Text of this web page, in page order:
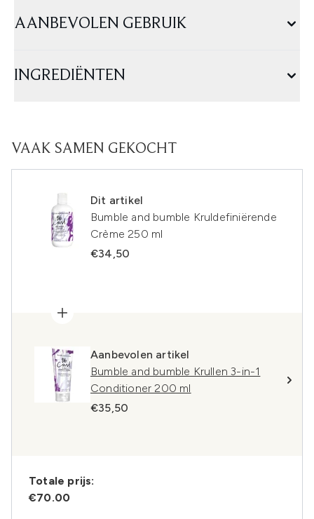
AANBEVOLEN GEBRUIK
INGREDIËNTEN
VAAK SAMEN GEKOCHT
Dit artikel
Bumble and bumble Kruldefiniërende
Crème 250 ml
€34,50
Aanbevolen artikel
Bumble and bumble Krullen 3-in-1
Conditioner 200 ml
€35,50
Totale prijs:
€70.00